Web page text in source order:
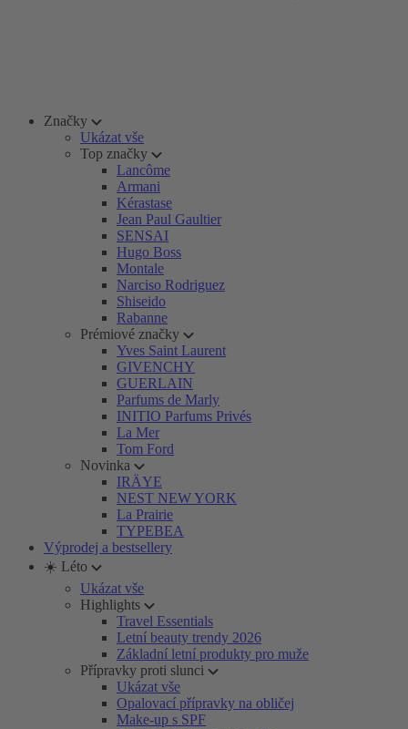
Značky
Ukázat vše
Top značky
Lancôme
Armani
Kérastase
Jean Paul Gaultier
SENSAI
Hugo Boss
Montale
Narciso Rodriguez
Shiseido
Rabanne
Prémiové značky
Yves Saint Laurent
GIVENCHY
GUERLAIN
Parfums de Marly
INITIO Parfums Privés
La Mer
Tom Ford
Novinka
IRÄYE
NEST NEW YORK
La Prairie
TYPEBEA
Výprodej a bestsellery
☀️ Léto
Ukázat vše
Highlights
Travel Essentials
Letní beauty trendy 2026
Základní letní produkty pro muže
Přípravky proti slunci
Ukázat vše
Opalovací přípravky na obličej
Make-up s SPF